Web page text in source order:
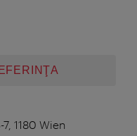
1180 Wien